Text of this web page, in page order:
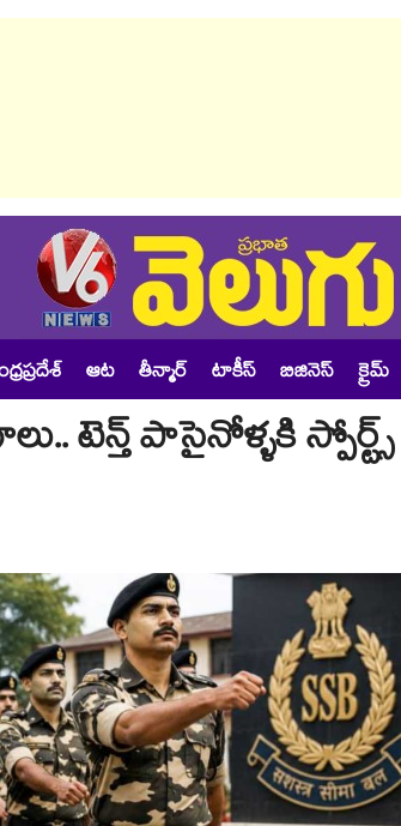
ఆట తీన్మార్ టాకీస్ బిజినెస్ క్రైమ్
టెన్త్ పాసైనోళ్ళకి స్పోర్ట్స్